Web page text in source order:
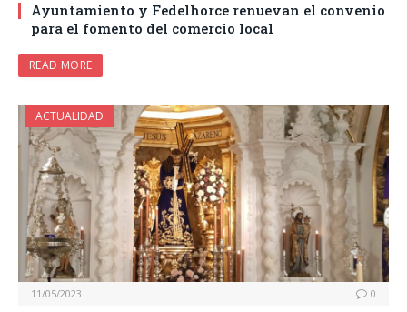
Ayuntamiento y Fedelhorce renuevan el convenio
para el fomento del comercio local
READ MORE
ACTUALIDAD
11/05/2023 0